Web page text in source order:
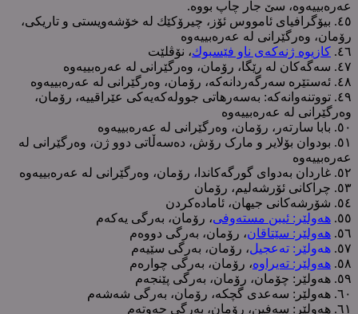
عەرەبییەوە، سێ جار چاپ بووە.
٤٥. بیۆگرافیای ئامووس ئۆز، چیرۆکێك لە خۆشەویستی و تاریکی،
رۆمان، وەرگێرانی لە عەرەبییەوە
٤٦. کازیوە ژنەکەی ناو فێسبوك، نۆڤلێت
٤٧. سەگەکان لە رێگا، رۆمان، وەرگێرانی لە عەرەبییەوە
٤٨. ئەستێرە سەرگەردانەکە، رۆمان، وەرگێرانی لە عەرەبییەوە
٤٩. تووتنەوانەکە: بەسەرهاتی جوولەکەیەکی عێراقییە، رۆمان،
وەرگێرانی لە عەرەبییەوە
٥٠. بابا سارتەر، رۆمان، وەرگێرانی لە عەرەبییەوە
٥١. بودوان بۆلایر و مارک رۆش، دەسەڵاتی دوو ژن، وەرگێرانی لە
عەرەبییەوە
٥٢. غاردان بەدوای گورگەکاندا، رۆمان، وەرگێرانی لە عەرەبییەوە
٥٣. چراکانی ئۆرشەلیم، رۆمان
٥٤. شۆرشەکانی جیهان، ئامادەکردن
٥٥. هەولێر: ئیبن مستەوفی، رۆمان، بەرگی یەکەم
٥٦. هەولێر: سێتاقان، رۆمان، بەرگی دووەم
٥٧. هەولێر: تەعجیل، رۆمان، بەرگی سێیەم
٥٨. هەولێر: تەیراوە، رۆمان، بەرگی چوارەم
٥٩. هەولێر: چۆمان، رۆمان، بەرگی پێنجەم
٦٠. هەولێر: سەعدی گچکە، رۆمان، بەرگی شەشەم
٦١. هەولێر: سەفین، رۆمان، بەرگی حەوتەم